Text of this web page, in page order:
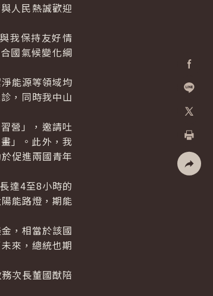
加入好
列印
人民熱誠歡迎
我保持友好情
國氣候變化綱
能源等領域均
，同時我中山
營」，邀請吐
」。此外，我
促進兩國青年
達4至8小時的
能路燈，期能
，相當於該國
來，總統也期
次長董國猷陪